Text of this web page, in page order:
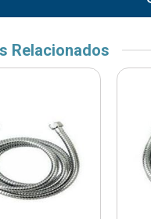
Relacionados